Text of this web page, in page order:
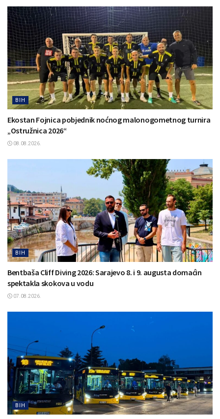
BIH
Ekostan Fojnica pobjednik noćnog malonogometnog turnira
„Ostružnica 2026“
08.08.2026.
BIH
Bentbaša Cliff Diving 2026: Sarajevo 8. i 9. augusta domaćin
spektakla skokova u vodu
07.08.2026.
BIH